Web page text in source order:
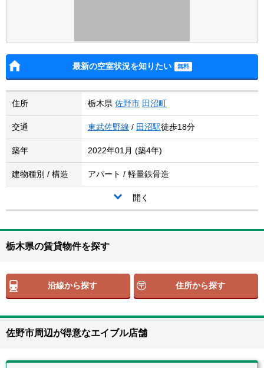
最新の空室状況を知りたい
住所 栃木県 佐野市 田沼町
交通 東武佐野線 / 田沼駅徒歩18分
築年 2022年01月 (築4年)
建物種別 / 構造 アパート / 軽量鉄骨造
開く
栃木県の賃貸物件を探す
沿線から探す 住所から探す
佐野市周辺が得意なエイブル店舗